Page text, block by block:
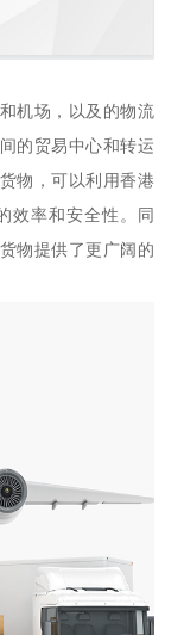
机场，以及的物流
的贸易中心和转运
物，可以利用香港
效率和安全性。同
物提供了更广阔的